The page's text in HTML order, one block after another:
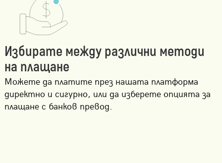
Избирате между различни методи
на плащане
Можете да платите през нашата платформа
директно и сигурно, или да изберете опцията за
плащане с банков превод.